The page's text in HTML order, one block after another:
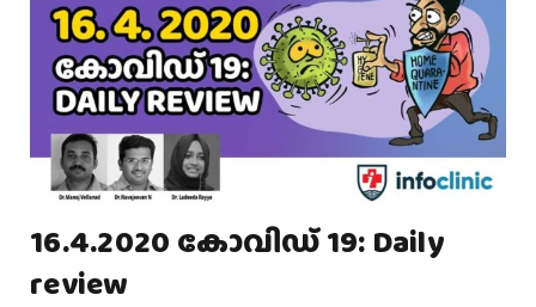
16.4.2020 കോവിഡ് 19: Daily
review